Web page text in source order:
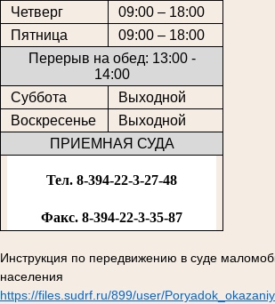
Четверг
09:00 – 18:00
Пятница
09:00 – 18:00
Перерыв на обед: 13:00 -
14:00
Суббота
Выходной
Воскресенье
Выходной
ПРИЕМНАЯ СУДА
Тел. 8-394-22-3-27-48
Факс. 8-394-22-3-35-87
Инструкция по передвижению в суде
населения
https://files.sudrf.ru/899/user/